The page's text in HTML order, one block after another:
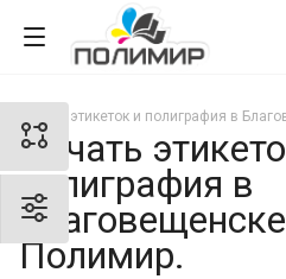
Печать этикеток и полиграфия в
Печать
полиграфия в
Полимир.